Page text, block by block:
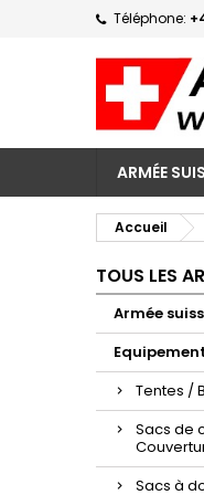
Téléphone:
ARMÉE
Accueil
TOUS LES
Armée
Tentes /
Sacs de
Sacs à